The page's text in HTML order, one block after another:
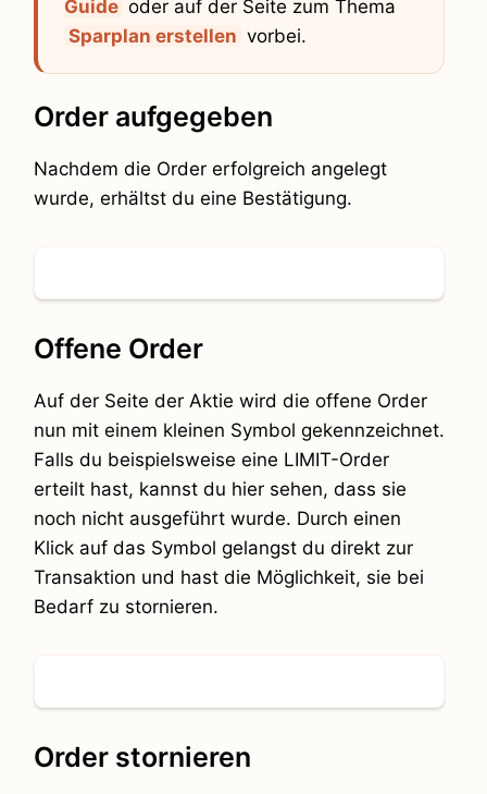
Guide oder auf der Seite zum Thema
Sparplan erstellen vorbei.
Order aufgegeben
Nachdem die Order erfolgreich angelegt
wurde, erhältst du eine Bestätigung.
Offene Order
Auf der Seite der Aktie wird die offene Order
nun mit einem kleinen Symbol gekennzeichnet.
Falls du beispielsweise eine LIMIT-Order
erteilt hast, kannst du hier sehen, dass sie
noch nicht ausgeführt wurde. Durch einen
Klick auf das Symbol gelangst du direkt zur
Transaktion und hast die Möglichkeit, sie bei
Bedarf zu stornieren.
Order stornieren